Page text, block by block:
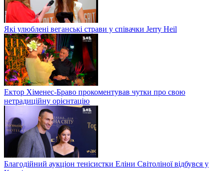
Які улюблені веганські страви у співачки Jerry Heil
Ектор Хіменес-Браво прокоментував чутки про свою
нетрадиційну орієнтацію
Благодійний аукціон тенісистки Еліни Світоліної відбувся у